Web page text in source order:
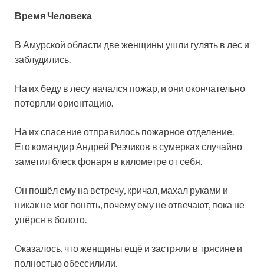
Время Человека
В Амурской области две женщины ушли гулять в лес и
заблудились.
На их беду в лесу начался пожар, и они окончательно
потеряли ориентацию.
На их спасение отправилось пожарное отделение.
Его командир Андрей Резчиков в сумерках случайно
заметил блеск фонаря в километре от себя.
Он пошёл ему на встречу, кричал, махал руками и
никак не мог понять, почему ему не отвечают, пока не
упёрся в болото.
Оказалось, что женщины ещё и застряли в трясине и
полностью обессилили.